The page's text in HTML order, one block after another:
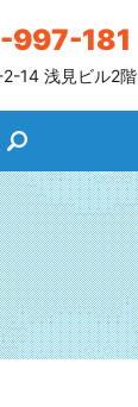
997-181
14 浅見ビル2階
search